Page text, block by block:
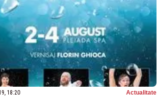
18:20 Actualitate